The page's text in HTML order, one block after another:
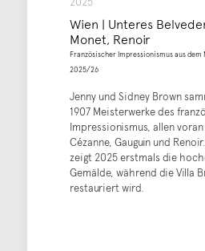
Wien | Unteres
Monet, Renoir
Französischer Impressionismus aus dem
2025/26
Jenny und Sidney Brown
1907 Meisterwerke des
Impressionismus, allen
Cézanne, Gauguin und
zeigt 2025 erstmals die
Gemälde, während die Villa
restauriert wird.